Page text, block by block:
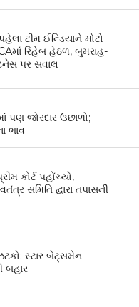
ટીમ ઈન્ડિયાને મોટો
રિહેબ હેઠળ, બુમરાહ-
પર સવાલ
પણ જોરદાર ઉછાળો;
ભાવ
કોર્ટ પહોંચ્યો,
સમિતિ દ્વારા તપાસની
સ્ટાર બેટ્સમેન
બહાર